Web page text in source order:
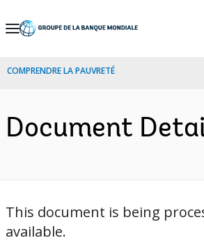
Skip
Navigation
COMPRENDRE LA PAUVRETÉ
Document
This document is being
available.